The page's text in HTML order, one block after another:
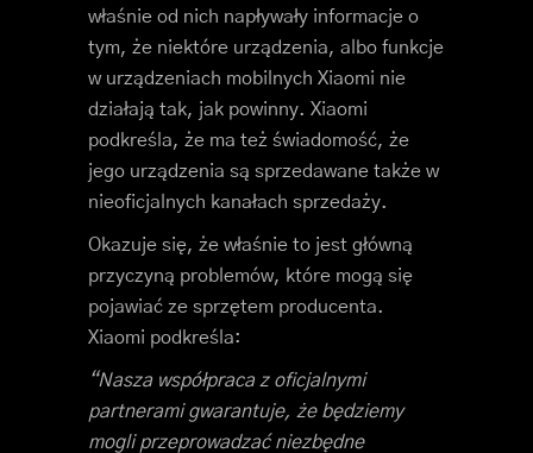
właśnie od nich napływały informacje o
tym, że niektóre urządzenia, albo funkcje
w urządzeniach mobilnych Xiaomi nie
działają tak, jak powinny. Xiaomi
podkreśla, że ma też świadomość, że
jego urządzenia są sprzedawane także w
nieoficjalnych kanałach sprzedaży.
Okazuje się, że właśnie to jest główną
przyczyną problemów, które mogą się
pojawiać ze sprzętem producenta.
Xiaomi podkreśla:
“Nasza współpraca z oficjalnymi
partnerami gwarantuje, że będziemy
mogli przeprowadzać niezbędne